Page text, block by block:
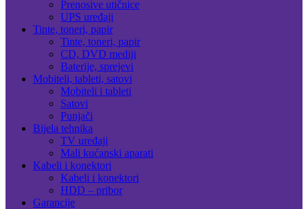
Prenosive utičnice
UPS uređaji
Tinte, toneri, papir
Tinte, toneri, papir
CD, DVD mediji
Baterije, sprejevi
Mobiteli, tableti, satovi
Mobiteli i tableti
Satovi
Punjači
Bijela tehnika
TV uređaji
Mali kućanski aparati
Kabeli i konektori
Kabeli i konektori
HDD – pribor
Garancije